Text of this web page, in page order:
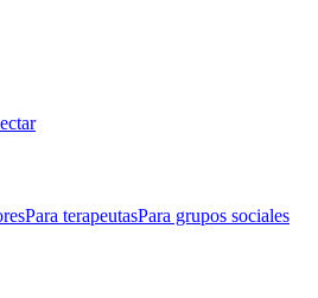
Para terapeutasPara grupos sociales